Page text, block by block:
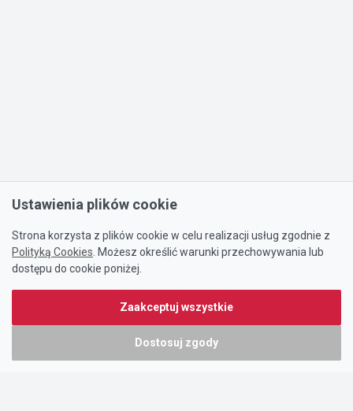
Ustawienia plików cookie
Strona korzysta z plików cookie w celu realizacji usług zgodnie z
Polityką Cookies . Możesz określić warunki przechowywania lub
dostępu do cookie poniżej.
Zaakceptuj wszystkie
Dostosuj zgody